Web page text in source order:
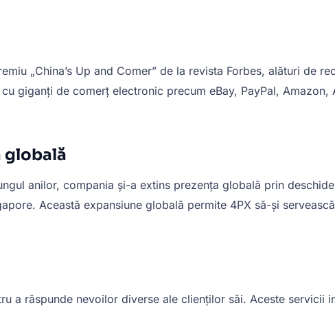
„China’s Up and Comer” de la revista Forbes, alături de
giganți de comerț electronic precum eBay, PayPal,
globală
anilor, compania și-a extins prezența globală prin
Această expansiune globală permite 4PX să-și
a răspunde nevoilor diverse ale clienților săi. Aceste servicii